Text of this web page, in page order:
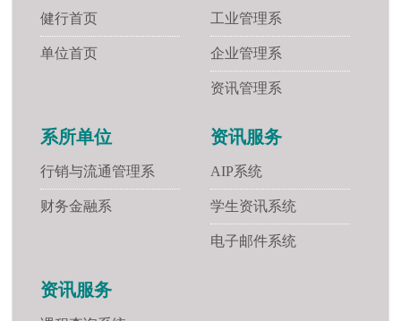
健行首页
单位首页
工业管理系
企业管理系
资讯管理系
系所单位
行销与流通管理系
财务金融系
资讯服务
AIP系统
学生资讯系统
电子邮件系统
资讯服务